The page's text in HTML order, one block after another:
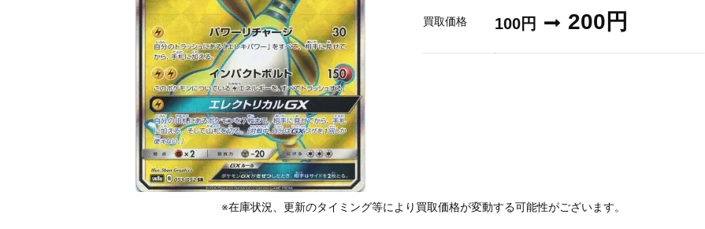
買取価格 100円 200円
※在庫状況、更新のタイミング等により買取価格が変動する可能性がございます。